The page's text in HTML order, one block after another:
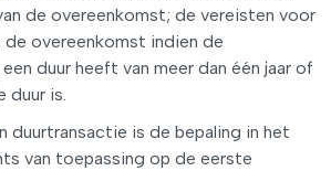
de overeenkomst; de vereisten voor
overeenkomst indien de
duur heeft van meer dan één jaar of
duur is.
duurtransactie is de bepaling in het
van toepassing op de eerste